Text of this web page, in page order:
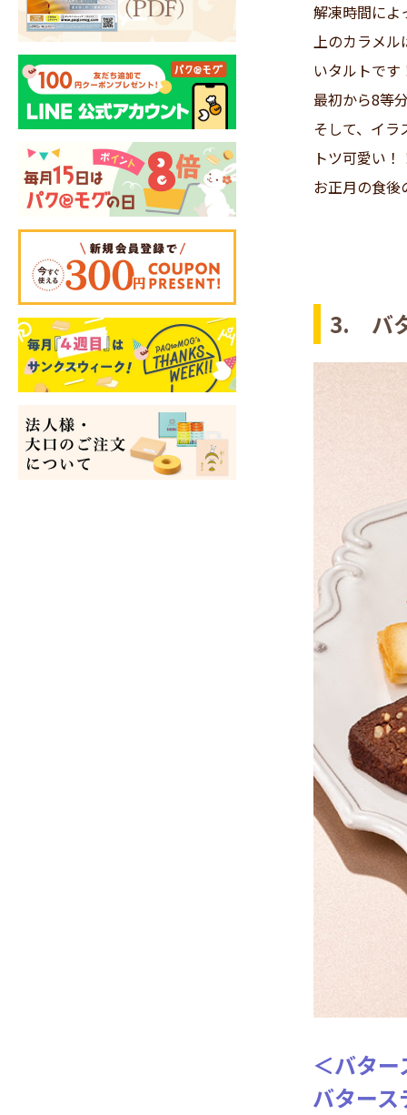
解凍時間によ
上のカラメル
いタルトです
最初から8等
そして、イラ
トツ可愛い！
お正月の食後
3. バ
＜バタ
バター